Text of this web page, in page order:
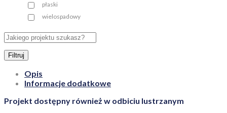
płaski
wielospadowy
Filtruj
Opis
Informacje dodatkowe
Projekt dostępny również w odbiciu lustrzanym